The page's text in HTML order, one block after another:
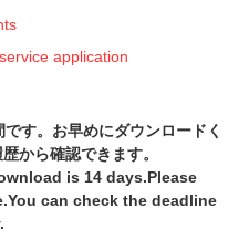
application
す。お早めにダウンロードく
から確認できます。
is 14 days.Please
can check the deadline